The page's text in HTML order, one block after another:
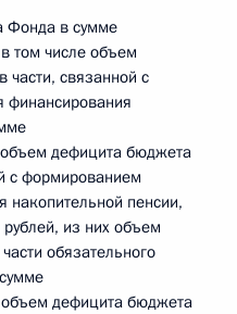
Фонда в сумме
том числе объем
связанной с
финансирования
дефицита бюджета
с формированием
накопительной пенсии,
из них объем
обязательного
дефицита бюджета